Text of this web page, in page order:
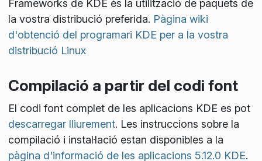
Frameworks de KDE és la utilització de paquets de
la vostra distribució preferida. Pàgina wiki
d'obtenció del programari KDE per a la vostra
distribució Linux
Compilació a partir del codi font
El codi font complet de les aplicacions KDE es pot
descarregar lliurement. Les instruccions sobre la
compilació i instal·lació estan disponibles a la
pàgina d'informació de les aplicacions 5.12.0 KDE.